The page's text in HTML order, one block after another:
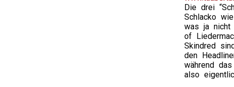
Die drei
Schlacko
was ja nicht
of
Skindred
den
während
also